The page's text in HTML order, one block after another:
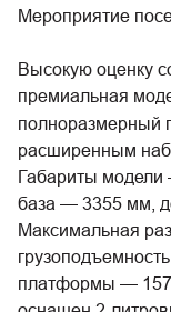
Мероприятие
Высокую оценку
премиальная
полноразмерный
расширенным
Габариты
база — 3355 мм,
Максимальная
платформы —